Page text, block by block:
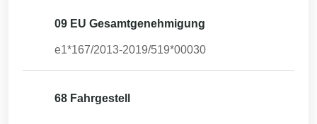
09 EU Gesamtgenehmigung
e1*167/2013-2019/519*00030
68 Fahrgestell